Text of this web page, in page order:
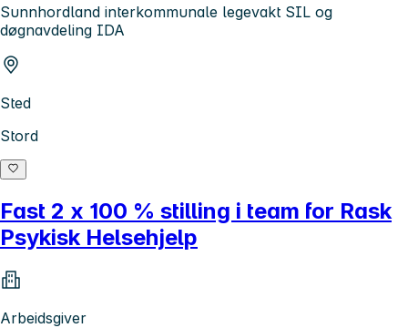
Sunnhordland interkommunale legevakt SIL og
døgnavdeling IDA
Sted
Stord
Fast 2 x 100 % stilling i team for Rask
Psykisk Helsehjelp
Arbeidsgiver